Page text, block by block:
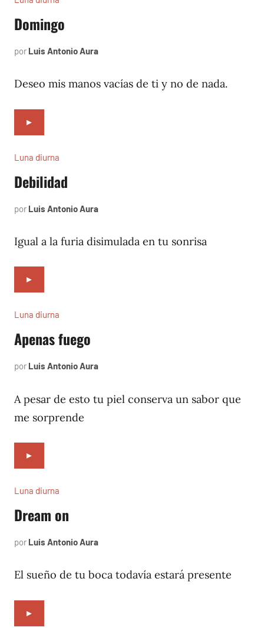
Domingo
por Luis Antonio Aura
2002
Deseo mis manos vacías de ti y no de nada.
►
Luna diurna
Debilidad
por Luis Antonio Aura
2002
Igual a la furia disimulada en tu sonrisa
►
Luna diurna
Apenas fuego
por Luis Antonio Aura
2002
A pesar de esto tu piel conserva un sabor que
me sorprende
►
Luna diurna
Dream on
por Luis Antonio Aura
2002
El sueño de tu boca todavía estará presente
►